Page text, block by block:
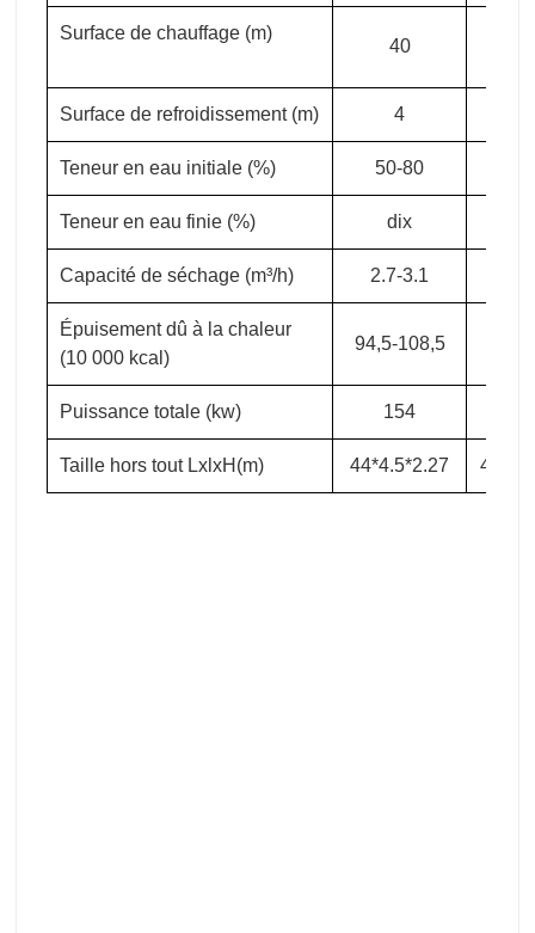
Surface de chauffage (m)
40
Surface de refroidissement (m) 4
Teneur en eau initiale (%) 50-80
Teneur en eau finie (%) dix
Capacité de séchage (m³/h) 2.7-3.1
Épuisement dû à la chaleur
(10 000 kcal)
94,5-108,5
Puissance totale (kw) 154
Taille hors tout LxlxH(m) 44*4.5*2.27